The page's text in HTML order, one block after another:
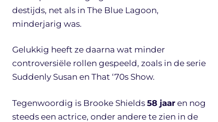
destijds, net als in The Blue Lagoon,
minderjarig was.
Gelukkig heeft ze daarna wat minder
controversiële rollen gespeeld, zoals in de serie
Suddenly Susan en That ‘70s Show.
Tegenwoordig is Brooke Shields 58 jaar en nog
steeds een actrice, onder andere te zien in de